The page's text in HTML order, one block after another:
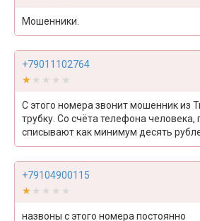
Мошенники.
+79011102764
★★★★★
★★★★★
С этого номера звонит мошенник из
трубку. Со счёта телефона человека,
списывают как минимум десять
+79104900115
★★★★★
★★★★★
назвоны с этого номера постоянно